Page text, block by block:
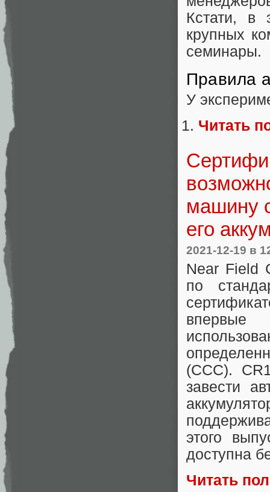
Кстати, в
крупных
семинары.
Правила
У
Читать
машину
его
2021-12-19 в
Near Field
по
(CCC).
завести
этого
доступна
Читать